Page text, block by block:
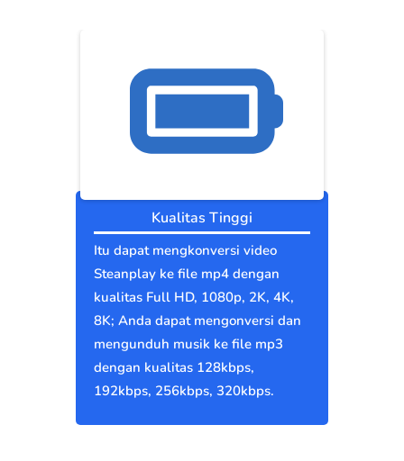
Kualitas Tinggi
Itu dapat mengkonversi video
Steanplay ke file mp4 dengan
kualitas Full HD, 1080p, 2K, 4K,
8K; Anda dapat mengonversi dan
mengunduh musik ke file mp3
dengan kualitas 128kbps,
192kbps, 256kbps, 320kbps.